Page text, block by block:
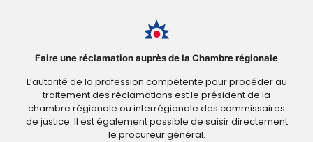
Faire une réclamation auprès de la Chambre régionale
L’autorité de la profession compétente pour procéder au
traitement des réclamations est le président de la
chambre régionale ou interrégionale des commissaires
de justice. Il est également possible de saisir directement
le procureur général.